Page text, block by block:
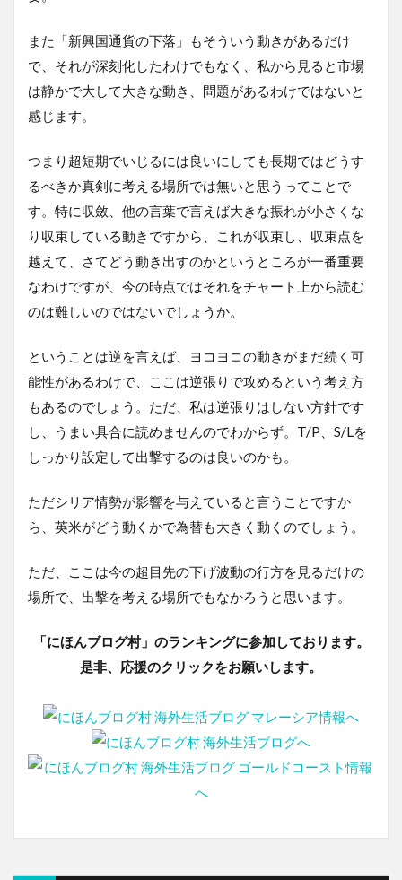
また「新興国通貨の下落」もそういう動きがあるだけ
で、それが深刻化したわけでもなく、私から見ると市場
は静かで大して大きな動き、問題があるわけではないと
感じます。
つまり超短期でいじるには良いにしても長期ではどうす
るべきか真剣に考える場所では無いと思うってことで
す。特に収斂、他の言葉で言えば大きな振れが小さくな
り収束している動きですから、これが収束し、収束点を
越えて、さてどう動き出すのかというところが一番重要
なわけですが、今の時点ではそれをチャート上から読む
のは難しいのではないでしょうか。
ということは逆を言えば、ヨコヨコの動きがまだ続く可
能性があるわけで、ここは逆張りで攻めるという考え方
もあるのでしょう。ただ、私は逆張りはしない方針です
し、うまい具合に読めませんのでわからず。T/P、S/Lを
しっかり設定して出撃するのは良いのかも。
ただシリア情勢が影響を与えていると言うことですか
ら、英米がどう動くかで為替も大きく動くのでしょう。
ただ、ここは今の超目先の下げ波動の行方を見るだけの
場所で、出撃を考える場所でもなかろうと思います。
「にほんブログ村」のランキングに参加しております。
是非、応援のクリックをお願いします。